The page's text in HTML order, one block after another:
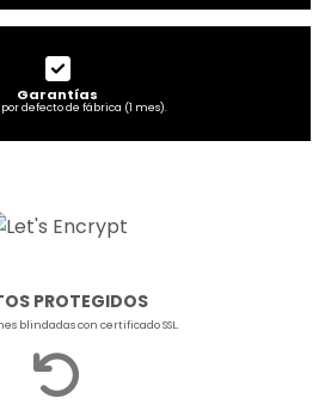
Garantías
defecto de fábrica (1 mes).
PROTEGIDOS
blindadas con certificado SSL.